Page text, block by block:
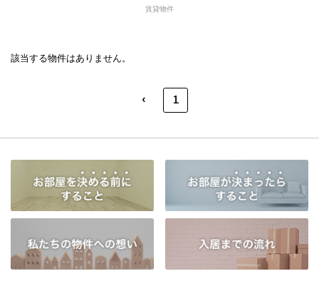
賃貸物件
該当する物件はありません。
‹ 1